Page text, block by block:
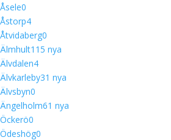
Åsele0
Åstorp4
Åtvidaberg0
Älmhult115 nya
Älvdalen4
Älvkarleby31 nya
Älvsbyn0
Ängelholm61 nya
Öckerö0
Ödeshög0